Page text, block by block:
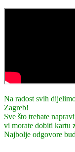
Na radost svih
Zagreb!
Sve što trebate
vi morate dobiti kartu
Najbolje odgovore